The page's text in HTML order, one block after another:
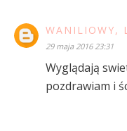
WANILIOWY,
29 maja 2016 23:31
Wyglądają
pozdrawiam i